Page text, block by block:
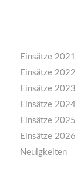
Einsätze 2021
Einsätze 2022
Einsätze 2023
Einsätze 2024
Einsätze 2025
Einsätze 2026
Neuigkeiten